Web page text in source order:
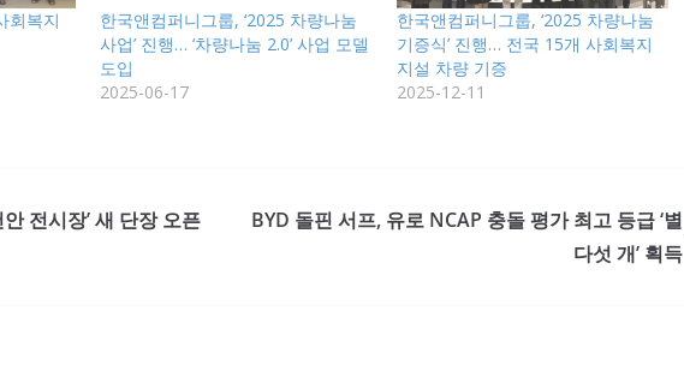
회복지
한국앤컴퍼니그룹, ‘2025 차량나눔
사업’ 진행… ‘차량나눔 2.0’ 사업 모델
도입
2025-06-17
한국앤컴퍼니그룹, ‘2025 차량나눔
기증식’ 진행… 전국 15개 사회복지
지설 차량 기증
2025-12-11
전시장’ 새 단장 오픈
BYD 돌핀 서프, 유로 NCAP 충돌 평가 최고 등급 ‘별
다섯 개’ 획득